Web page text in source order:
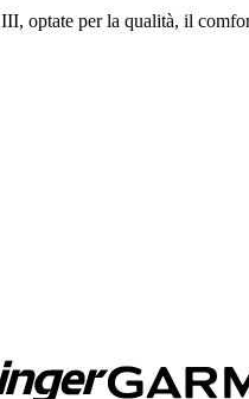
optate per la qualità, il